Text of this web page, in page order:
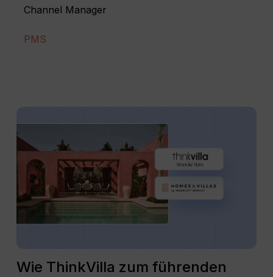
Channel Manager
PMS
Wie ThinkVilla zum führenden